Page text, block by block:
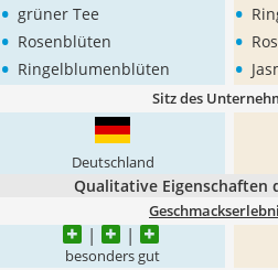
• grüner Tee
• Rosenblüten
• Ringelblumenblüten
•
•
•
Sitz des
Deutschland
Qualitative Eigenschaften
besonders gut